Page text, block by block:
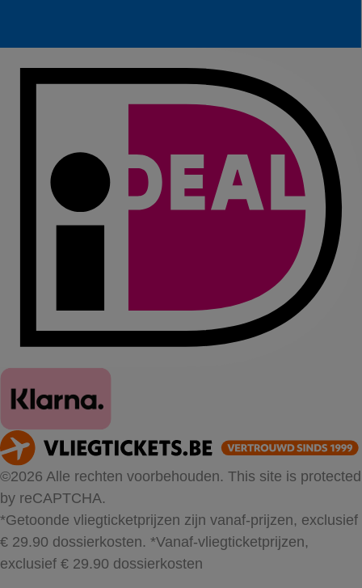
©2026 Alle rechten voorbehouden. This site is protected
by reCAPTCHA.
*Getoonde vliegticketprijzen zijn vanaf-prijzen, exclusief
€ 29.90 dossierkosten. *Vanaf-vliegticketprijzen,
exclusief € 29.90 dossierkosten